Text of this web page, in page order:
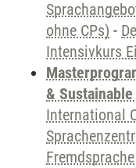
ohne CPs) -
Intensivkurs
&
International